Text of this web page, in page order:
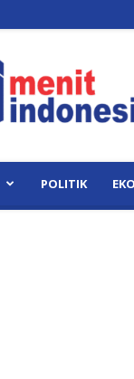
Indonesia
POLITIK